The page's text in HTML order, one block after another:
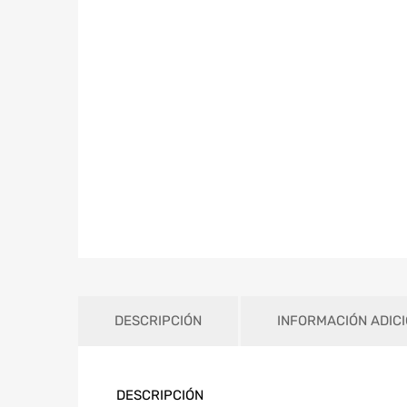
DESCRIPCIÓN INFORMACIÓN
DESCRIPCIÓN